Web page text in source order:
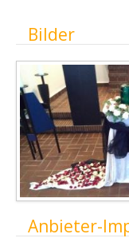
Ausblenden
Bilder
Ausblenden
Anbieter-